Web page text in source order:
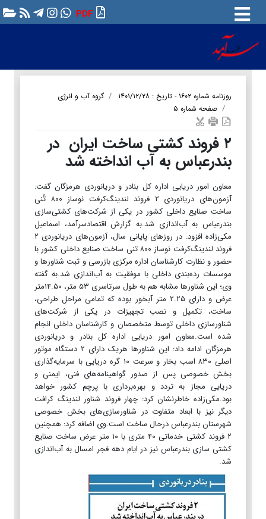
PDF
روزنامه شماره ۱۶۰۲ - تاریخ : ۱۴۰۱/۱۲/۲۸
گروه آب و انرژی
صفحه شماره ۵
۲ فروند کشتی ساخت ایران در
بندرعباس به‌ آب‌ انداخته شد
معاون امور دریایی اداره کل بنادر و دریانوردی هرمزگان گفت:
آزمون‌های دریانوردی ۲ فروند لندینگ‌کرفت نوساز ۸۰۰ تُنی
ساخت صنایع داخلی کشور در یکی از شرکت‌های کشتی‌سازی
بندرعباس به آب‌اندازی شد.به گزارش اقتصادسرآمد، اسماعیل
مکی‌زاده افزود: در روزهای پایانی سال، آزمون‌های دریانوردی ۲
فروند لندینگ‌کرفت نوساز ۸۰۰ تنی ساخت صنایع داخلی کشور با
حضور و نظارت کارشناسان اداره مرکزی بازرسی و ثبت شناورها و
موسسات رده‌بندی داخلی با موفقیت به آب‌اندازی شد.به گفته
وی؛ این شناورها مشابه هم به طول سرتاسری ۵۳ متر، ۱۴.۵۰متر
عرض و دارای ۲.۲۵ متر آبخور بوده که تمامی مراحل طراحی،
ساخت، تکمیل و نصب تجهیزات در یکی از شرکت‌های
شناورسازی داخلی توسط متخصصان و کارشناسان داخلی انجام
شده است.معاون امور دریایی اداره کل بنادر و دریانوردی
هرمزگان ادامه داد: این شناورها هریک دارای ۲ دستگاه موتور
اصلی ۸۳۰ اسب بخار و سرعت ۱۰ گره دریایی با سرمایه‌گذاری
بخش خصوصی پس از صدور گواهینامه‌های فنی، ایمنی و
دریایی مجاز به تردد و بهره‌برداری با پرچم کشور خواهد
بود.مکی‌زاده خاطرنشان کرد: چهار فروند شناور لندینگ کرافت
دیگر نیز با ابعاد متفاوت در شناورسازی‌های بخش خصوصی
شهرستان بندرعباس درحال ساخت است.وی اضافه کرد: همچنین
۲ فروند کشتی خدماتی ۴۰ متری با ۱۰ متر عرض ساخت صنایع
کشتی سازی بندرعباس نیز در ایام دهه فجر امسال به آب‌اندازی
شد.